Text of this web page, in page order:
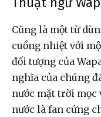
Cũng là một từ
cuồng nhiệt với
đối tượng của
nghĩa của chúng
nước mặt trời mọc
nước là fan cứng